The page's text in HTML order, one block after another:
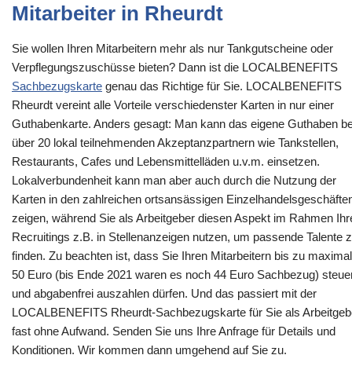
Mitarbeiter in Rheurdt
Sie wollen Ihren Mitarbeitern mehr als nur Tankgutscheine oder
Verpflegungszuschüsse bieten? Dann ist die LOCALBENEFITS
Sachbezugskarte genau das Richtige für Sie. LOCALBENEFITS
Rheurdt vereint alle Vorteile verschiedenster Karten in nur einer
Guthabenkarte. Anders gesagt: Man kann das eigene Guthaben
über 20 lokal teilnehmenden Akzeptanzpartnern wie Tankstellen,
Restaurants, Cafes und Lebensmittelläden u.v.m. einsetzen.
Lokalverbundenheit kann man aber auch durch die Nutzung der
Karten in den zahlreichen ortsansässigen
zeigen, während Sie als Arbeitgeber diesen Aspekt im Rahmen
Recruitings z.B. in Stellenanzeigen nutzen, um passende Talente
finden. Zu beachten ist, dass Sie Ihren Mitarbeitern bis zu maximal
50 Euro (bis Ende 2021 waren es noch 44 Euro Sachbezug)
und abgabenfrei auszahlen dürfen. Und das passiert mit der
LOCALBENEFITS Rheurdt-Sachbezugskarte für Sie als
fast ohne Aufwand. Senden Sie uns Ihre Anfrage für Details und
Konditionen. Wir kommen dann umgehend auf Sie zu.